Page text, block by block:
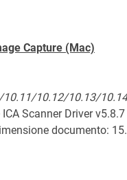
Capture (Mac)
10.12/10.13/
Scanner Driver v5.8.7
documento: